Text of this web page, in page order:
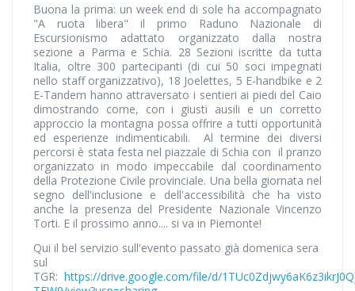
Buona la prima: un week end di sole ha accompagnato
"A ruota libera" il primo Raduno Nazionale di
Escursionismo adattato organizzato dalla nostra
sezione a Parma e Schia. 28 Sezioni iscritte da tutta
Italia, oltre 300 partecipanti (di cui 50 soci impegnati
nello staff organizzativo), 18 Joelettes, 5 E-handbike e 2
E-Tandem hanno attraversato i sentieri ai piedi del Caio
dimostrando come, con i giusti ausili e un corretto
approccio la montagna possa offrire a tutti opportunità
ed esperienze indimenticabili. Al termine dei diversi
percorsi è stata festa nel piazzale di Schia con il pranzo
organizzato in modo impeccabile dal coordinamento
della Protezione Civile provinciale. Una bella giornata nel
segno dell'inclusione e dell'accessibilità che ha visto
anche la presenza del Presidente Nazionale Vincenzo
Torti. E il prossimo anno.... si va in Piemonte!
Qui il bel servizio sull'evento passato già domenica sera
sul
TGR: https://drive.google.com/file/d/